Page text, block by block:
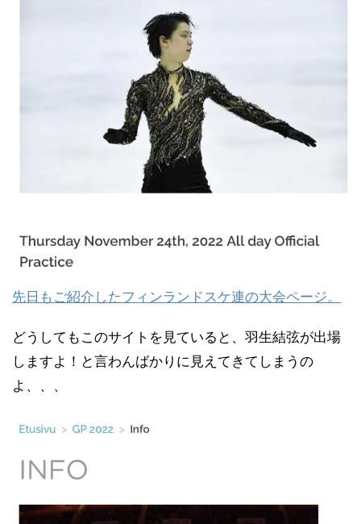
先日もご紹介したフィンランドスケ連の大会ページ。
どうしてもこのサイトを見ていると、羽生結弦が出場
しますよ！と言わんばかりに見えてきてしまうの
よ、、、